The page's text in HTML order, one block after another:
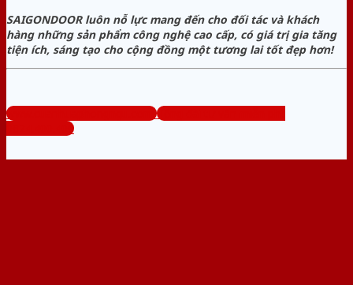
SAIGONDOOR luôn nỗ lực mang đến cho đối tác và khách
hàng những sản phẩm công nghệ cao cấp, có giá trị gia tăng
tiện ích, sáng tạo cho cộng đồng một tương lai tốt đẹp hơn!
www.cuanhuaphongngu.com
Tổng đài tư vấn miễn phí:
0824.400.400